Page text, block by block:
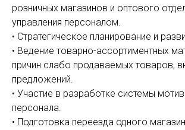
розничных магазинов и оптового
управления персоналом.
• Стратегическое планирование и
• Ведение товарно-ассортиментных
причин слабо продаваемых товаров,
предложений.
• Участие в разработке системы
персонала.
• Подготовка переезда одного